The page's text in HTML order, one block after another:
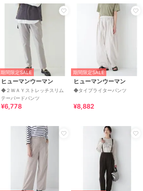
期間限定SALE
ヒューマンウーマン
◆２ＷＡＹストレッチスリム
テーパードパンツ
¥6,778
期間限定SALE
ヒューマンウーマン
◆タイプライターパンツ
¥8,882